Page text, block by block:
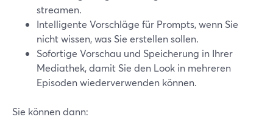
streamen.
Intelligente Vorschläge für Prompts, wenn Sie
nicht wissen, was Sie erstellen sollen.
Sofortige Vorschau und Speicherung in Ihrer
Mediathek, damit Sie den Look in mehreren
Episoden wiederverwenden können.
Sie können dann: